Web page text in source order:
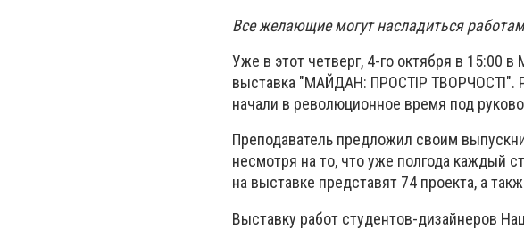
Все желающие могут насладиться
Уже в этот четверг, 4-го октября в 15:00
выставка "МАЙДАН: ПРОСТІР ТВОРЧОСТІ".
начали в революционное время под
Преподаватель предложил своим
несмотря на то, что уже полгода каждый
на выставке представят 74 проекта, а
Выставку работ студентов-дизайнеров